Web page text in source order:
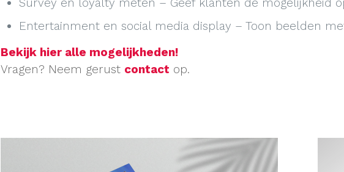
Survey en loyalty meten – Geef klanten de mogelijkheid
Entertainment en social media display – Toon beelden
Bekijk hier alle mogelijkheden!
Vragen? Neem gerust contact op.